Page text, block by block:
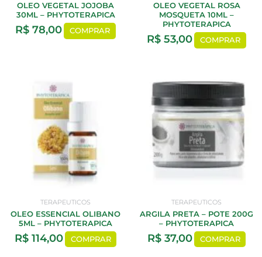
OLEO VEGETAL JOJOBA
30ML – PHYTOTERAPICA
R$ 78,00 COMPRAR
OLEO VEGETAL ROSA
MOSQUETA 10ML –
PHYTOTERAPICA
R$ 53,00 COMPRAR
TERAPEUTICOS
OLEO ESSENCIAL OLIBANO
5ML – PHYTOTERAPICA
R$114,00 COMPRAR
TERAPEUTICOS
ARGILA PRETA – POTE 200G
– PHYTOTERAPICA
R$37,00 COMPRAR